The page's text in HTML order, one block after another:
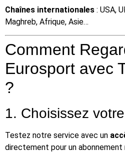
Chaînes internationales : USA,
Maghreb, Afrique, Asie…
Comment
Eurosport avec
?
1. Choisissez
Testez notre service avec un
directement pour un